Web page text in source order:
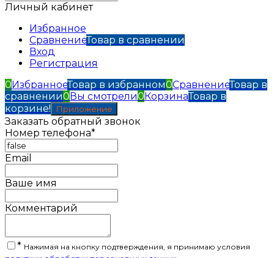
Личный кабинет
Избранное
СравнениеТовар в сравнении
Вход
Регистрация
0ИзбранноеТовар в избранном0СравнениеТовар в
сравнении0Вы смотрели0КорзинаТовар в
корзине!
Приложение
Заказать обратный звонок
Номер телефона*
Email
Ваше имя
Комментарий
* Нажимая на кнопку подтверждения, я принимаю условия